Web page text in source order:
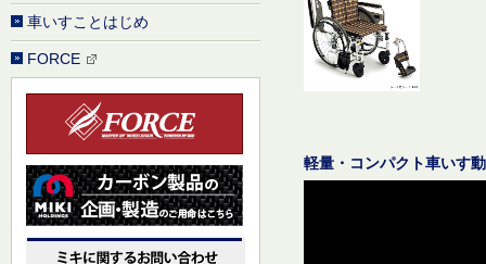
軽量・コンパクト車いす
車いすことはじめ
FORCE